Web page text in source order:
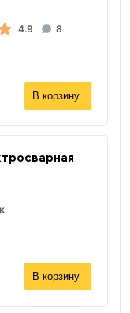
4.9 8
В корзину
В корзину